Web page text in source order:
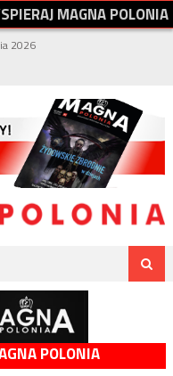
SPIERAJMAGNAPOLONIA
2026
POLONIA